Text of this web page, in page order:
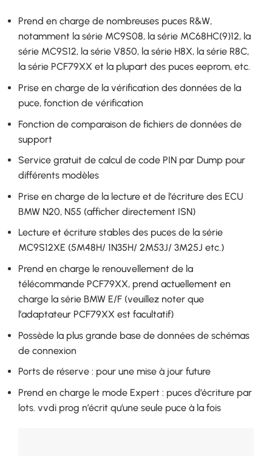
Prend en charge de nombreuses puces R&W,
notamment la série MC9S08, la série MC68HC(9)12, la
série MC9S12, la série V850, la série H8X, la série R8C,
la série PCF79XX et la plupart des puces eeprom, etc.
Prise en charge de la vérification des données de la
puce, fonction de vérification
Fonction de comparaison de fichiers de données de
support
Service gratuit de calcul de code PIN par Dump pour
différents modèles
Prise en charge de la lecture et de l’écriture des ECU
BMW N20, N55 (afficher directement ISN)
Lecture et écriture stables des puces de la série
MC9S12XE (5M48H/ 1N35H/ 2M53J/ 3M25J etc.)
Prend en charge le renouvellement de la
télécommande PCF79XX, prend actuellement en
charge la série BMW E/F (veuillez noter que
l’adaptateur PCF79XX est facultatif)
Possède la plus grande base de données de schémas
de connexion
Ports de réserve : pour une mise à jour future
Prend en charge le mode Expert : puces d’écriture par
lots. vvdi prog n’écrit qu’une seule puce à la fois